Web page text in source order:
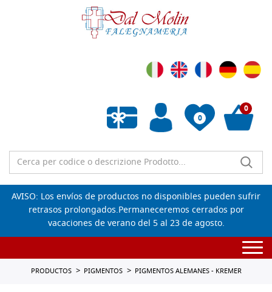
0
Lista de deseos vacía
0
AVISO: Los envíos de productos no disponibles pueden sufrir
retrasos prolongados.Permaneceremos cerrados por
vacaciones de verano del 5 al 23 de agosto.
PRODUCTOS PIGMENTOS PIGMENTOS ALEMANES - KREMER